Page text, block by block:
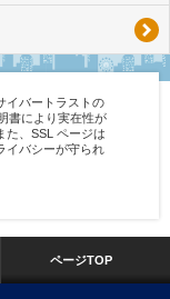
イバートラストの
書により実在性が
た、SSL ページは
イバシーが守られ
ページTOP